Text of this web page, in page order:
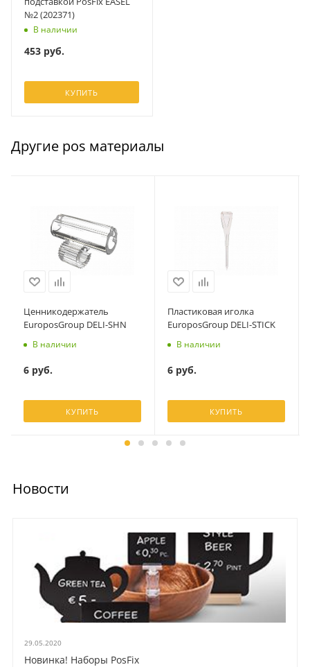
№2 (202371)
В наличии
453 руб.
КУПИТЬ
Другие pos материалы
Ценникодержатель
EuroposGroup DELI-SHN
В наличии
6руб.
КУПИТЬ
Пластиковая иголка
EuroposGroup DELI-STICK
В наличии
6руб.
КУПИТЬ
Новости
29.05.2020
Новинка! Наборы PosFix